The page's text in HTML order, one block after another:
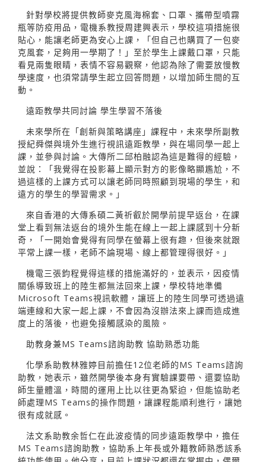
針對學校將提供教師麥克風海棉套、口罩、攜帶型噴霧
瓶等防疫用品，電機系教授周建興表示，學校這項措施很
貼心，能讓老師更為安心上課，「但自己也購買了一包麥
克風套，足夠用一學期了！」至於學生上課戴口罩，只能
看見兩隻眼睛，表情不容易觀察，他認為除了需要放慢教
學速度，也須常請學生起立回答問題，以增加師生間的互
動。
遠距教學共同討論 學生學習不落後
未來學所在「創新與策略講座」課程中，未來學所副教
授紀舜傑與境外生進行視訊遠距教學，與在場同學一起上
課，並參與討論。大傳所二邱柏融認為這是難得的經驗，
並說：「我覺得在投影幕上顯示對方的影像略顯尷尬，不
過這樣的上課方式可以讓老師同時照顧到現場的學生，和
遠方的學生的學習需求。」
來自香港的大傳系碩二黃祈叡於開學前提早返台，在課
堂上看到無法返台的境外生能在線上一起上課感到十分新
奇，「一開始會覺得有同學在螢幕上很有趣，但後來就跟
平常上課一樣，老師不論現場、線上都管理得很好。」
機電三張鈞程覺得這樣的措施滿好的，並表示，因疫情
關係導致班上的陸生都無法回來上課，學校特地準備
Microsoft Teams視訊軟體，讓班上的陸生同學可透過遠
端連線和大家一起上課，不會因為沒辦法來上課而造成進
度上的落後，也避免接觸感染的風險。
助教身兼MS Teams諮詢助教 協助熟悉功能
化學系助教林雅婷目前擔任12位老師的MS Teams諮詢
助教，她表示，雖然開學後本身有實驗課要帶、還要協助
師生量體溫，時間的運用上比以往更為緊迫，但能協助老
師處理MS Teams的操作問題，讓課程能順利進行，讓她
很有成就感。
法文系助教余哲仁在此波疫情的同步遠距教學中，擔任
MS Teams諮詢助教，協助系上年長或外籍教師熟悉該系